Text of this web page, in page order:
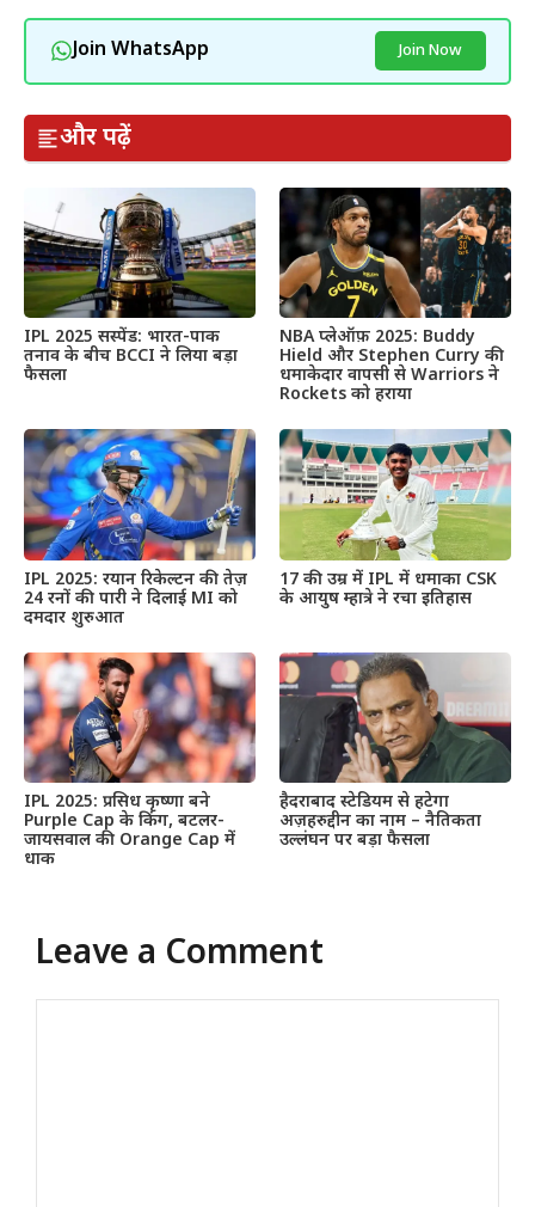
Join WhatsApp Join Now
और पढ़ें
IPL 2025 सस्पेंड: भारत-पाक
तनाव के बीच BCCI ने लिया बड़ा
फैसला
NBA प्लेऑफ़ 2025: Buddy
Hield और Stephen Curry की
धमाकेदार वापसी से Warriors ने
Rockets को हराया
IPL 2025: रयान रिकेल्टन की तेज़
24 रनों की पारी ने दिलाई MI को
दमदार शुरुआत
17 की उम्र में IPL में धमाका CSK
के आयुष म्हात्रे ने रचा इतिहास
IPL 2025: प्रसिध कृष्णा बने
Purple Cap के किंग, बटलर-
जायसवाल की Orange Cap में
धाक
हैदराबाद स्टेडियम से हटेगा
अज़हरुद्दीन का नाम – नैतिकता
उल्लंघन पर बड़ा फैसला
Leave a Comment